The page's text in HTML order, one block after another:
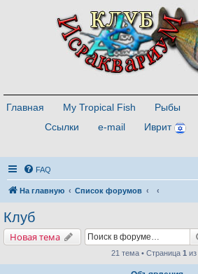
Главная My Tropical Fish Рыбы
Ссылки
e-mail Иврит
FAQ
На главную Список форумов
Клуб
Новая тема
21 тема • Страница 1 из